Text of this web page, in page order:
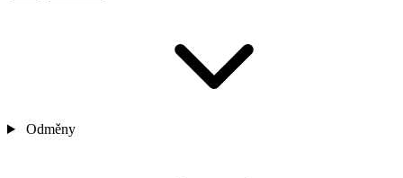
Odměny